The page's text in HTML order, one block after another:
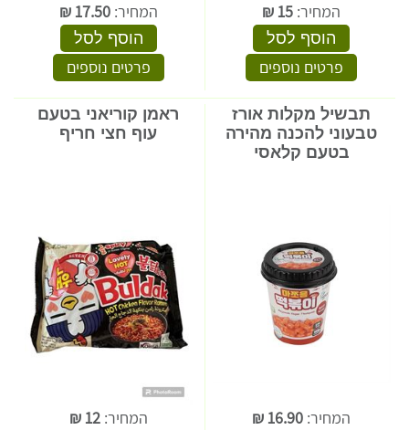
המחיר: 15
₪
הוסף לסל
פרטים נוספים
המחיר:17.50
₪
הוסף לסל
פרטים נוספים
תבשיל מקלות אורז
טבעוני להכנה מהירה
בטעם קלאסי
המחיר: 16.90
₪
ראמן קוריאני בטעם
עוף חצי חריף
המחיר:12
₪